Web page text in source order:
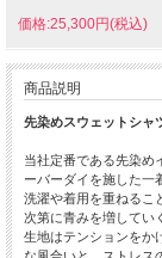
価格:25,300円(税込)
商品説明
先染めスウェットシャ
当社定番である先染め
ーバーダイを施した一
洗濯や着用を重ねるこ
次第に青みを増してい
生地はテンションをか